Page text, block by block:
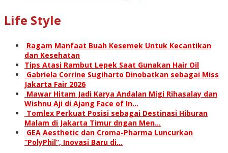
Life Style
Ragam Manfaat Buah Kesemek Untuk Kecantikan
dan Kesehatan
Tips Atasi Rambut Lepek Saat Gunakan Hair Oil
Gabriela Corrine Sugiharto Dinobatkan sebagai Miss
Jakarta Fair 2026
Mawar Hitam Jadi Karya Andalan Migi Rihasalay dan
Wishnu Aji di Ajang Face of In…
Tomlex Perkuat Posisi sebagai Destinasi Hiburan
Malam di Jakarta Timur dngan Men…
GEA Aesthetic dan Croma-Pharma Luncurkan
“PolyPhil”, Inovasi Baru di…